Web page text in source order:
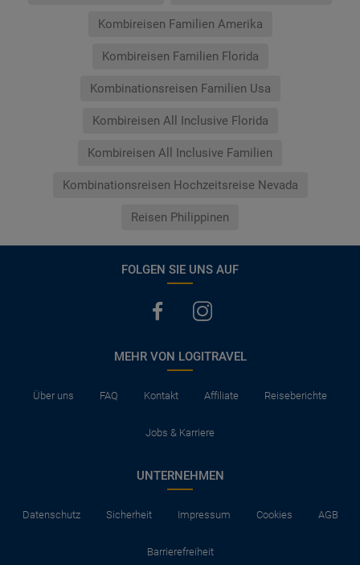
Kombireisen Familien Amerika
Kombireisen Familien Florida
Kombinationsreisen Familien Usa
Kombireisen All Inclusive Florida
Kombireisen All Inclusive Familien
Kombinationsreisen Hochzeitsreise Nevada
Reisen Philippinen
FOLGEN SIE UNS AUF
MEHR VON LOGITRAVEL
Über uns FAQ Kontakt Affiliate Reiseberichte
Jobs & Karriere
UNTERNEHMEN
Datenschutz Sicherheit Impressum Cookies AGB
Barrierefreiheit